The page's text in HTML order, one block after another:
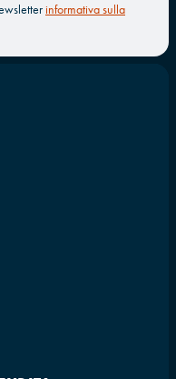
informativa sulla